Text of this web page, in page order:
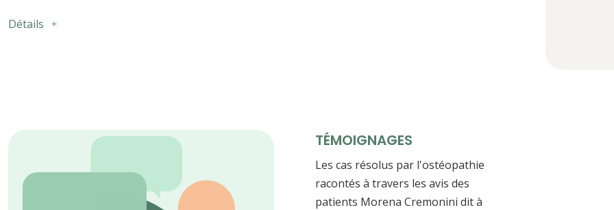
Détails
TÉMOIGNAGES
Les cas résolus par l'ostéopathie
racontés à travers les avis des
patients Morena Cremonini dit à